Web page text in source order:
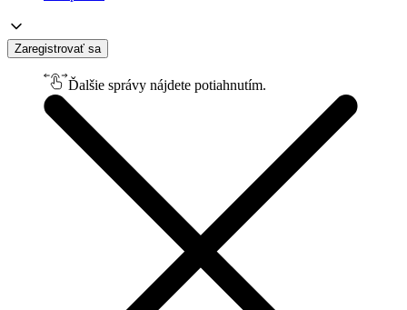
Zaregistrovať sa
Ďalšie správy nájdete potiahnutím.